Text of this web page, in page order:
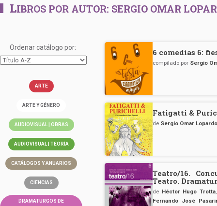
LIBROS POR AUTOR: SERGIO OMAR
Ordenar catálogo por:
ARTE
ARTE Y GÉNERO
AUDIOVISUAL | OBRAS
AUDIOVISUAL | TEORÍA
CATÁLOGOS Y ANUARIOS
CIENCIAS
DRAMATURGOS DE
6 comedias 6:
compilado por Sergio
Fatigatti &
de Sergio Omar
Teatro/16.
Teatro.
de Héctor Hugo Trotta
Fernando José